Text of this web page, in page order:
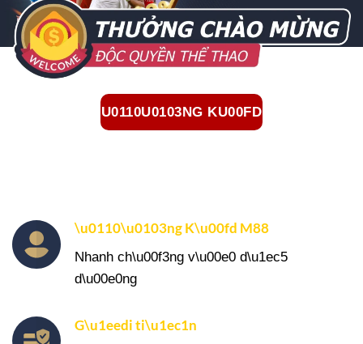
U0110U0103NG KU00FD
\u0110\u0103ng K\u00fd M88
Nhanh ch\u00f3ng v\u00e0 d\u1ec5
d\u00e0ng
G\u1eedi ti\u1ec1n